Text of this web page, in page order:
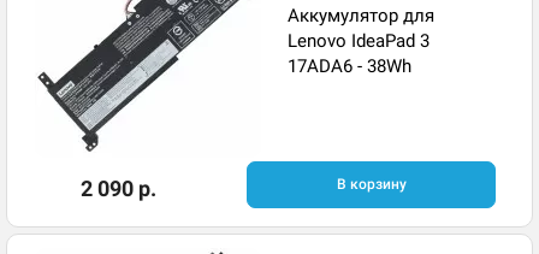
Аккумулятор для
Lenovo IdeaPad 3
17ADA6 - 38Wh
2 090 р. В корзину